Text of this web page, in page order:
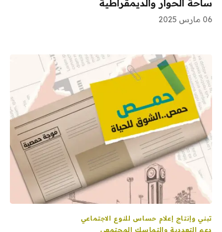
ساحة الحوار والديمقراطية
06 مارس 2025
تبني وإنتاج إعلام حساس للنوع الاجتماعي
دعم التعددية والتماسك المجتمعي